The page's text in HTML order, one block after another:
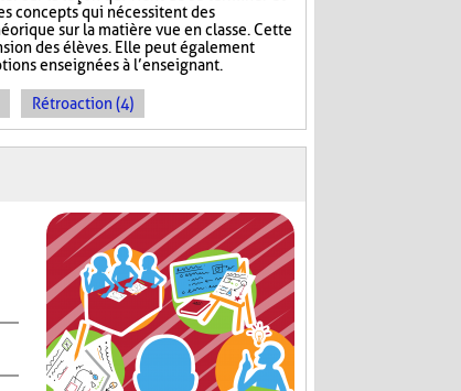
concepts qui nécessitent des
sur la matière vue en classe. Cette
des élèves. Elle peut également
enseignées à l’enseignant.
Rétroaction (4)